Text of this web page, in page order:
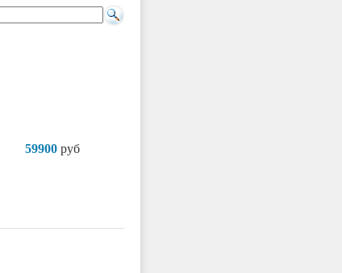
59900 руб